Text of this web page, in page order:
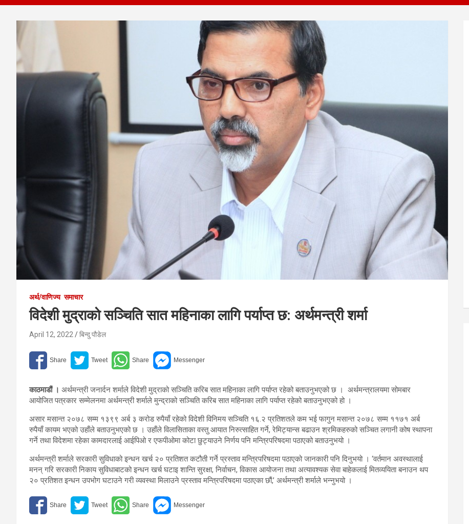
अर्थ/वाणिज्य समाचार
विदेशी मुद्राको सञ्चिति सात महिनाका लागि पर्याप्त छ: अर्थमन्त्री शर्मा
April 12, 2022 बिन्दु पौडेल
काठमाडौं । अर्थमन्त्री जनार्दन शर्माले विदेशी मुद्राको सञ्चिति करिब सात महिनाका लागि पर्याप्त रहेको बताउनुभएको छ । अर्थमन्त्रालयमा सोमबार
आयोजित पत्रकार सम्मेलनमा अर्थमन्त्री शर्माले मुन्द्राको सञ्चिति करिब सात महिनाका लागि पर्याप्त रहेको बताउनुभएको हो ।
असार मसान्त २०७८ सम्म १३९९ अर्ब ३ करोड रुपैयाँ रहेको विदेशी विनिमय सञ्चिति १६.२ प्रतिशतले कम भई फागुन मसान्त २०७८ सम्म ११७१ अर्ब
रुपैयाँ कायम भएको उहाँले बताउनुभएको छ । उहाँले विलासिताका वस्तु आयात निरुत्साहित गर्ने, रेमिट्यान्स बढाउन श्रमिकहरुको सञ्चित लगानी कोष स्थापना
गर्ने तथा विदेशमा रहेका कामदारलाई आईपिओ र एफपीओमा कोटा छुट्याउने निर्णय पनि मन्त्रिपरिषदमा पठाएको बताउनुभयो ।
अर्थमन्त्री शर्माले सरकारी सुविधाको इन्धन खर्च २० प्रतिशत कटौती गर्ने प्रस्ताव मन्त्रिपरिषदमा पठाएको जानकारी पनि दिनुभयो । ‘वर्तमान अवस्थालाई
मनन् गरि सरकारी निकाय सुविधाबाटको इन्धन खर्च घटाइ शान्ति सुरक्षा, निर्वाचन, विकास आयोजना तथा अत्यावश्यक सेवा बाहेकलाई मितव्ययिता बनाउन थप
२० प्रतिशत इन्धन उपभोग घटाउने गरी व्यवस्था मिलाउने प्रस्ताव मन्त्रिपरिषदमा पठाएका छौं,’ अर्थमन्त्री शर्माले भन्नुभयो ।